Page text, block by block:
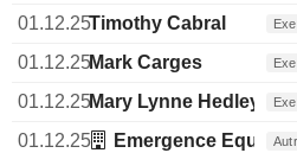
01.12.25Timothy Cabral
01.12.25Mark Carges
01.12.25Mary Lynne Hedley
01.12.25
Emergence Equity